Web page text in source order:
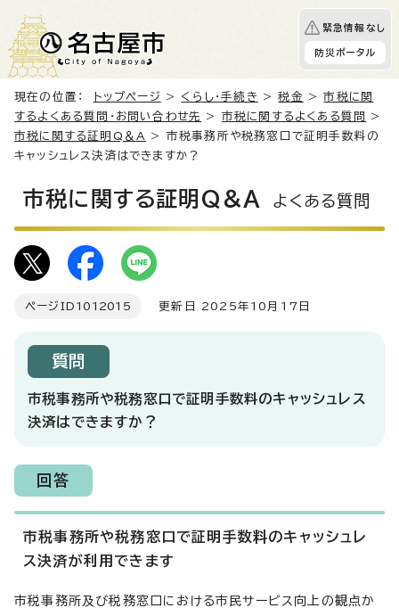
緊急情報なし
防災ポータル
現在の位置： トップページ > くらし・手続き >税金 >市税に関
するよくある質問・お問い合わせ先
> 市税に関するよくある質問
>
市税に関する証明Q＆A
> 市税事務所や税務窓口で証明手数料の
キャッシュレス決済はできますか？
市税に関する証明Q＆A よくある質問
ページID 1012015 更新日 2025年10月17日
質問
市税事務所や税務窓口で証明手数料のキャッシュレス
決済はできますか？
回答
市税事務所や税務窓口で証明手数料のキャッシュレ
ス決済が利用できます
市税事務所及び税務窓口における市民サービス向上の観点か